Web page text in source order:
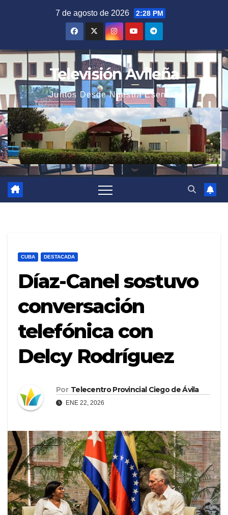
7 de agosto de 2026 2:28 PM
Televisión Avileña
Juntos Desde Nuestra Esencia
CUBA DESTACADA
Díaz-Canel sostuvo
conversación
telefónica con
Delcy Rodríguez
Por Telecentro Provincial Ciego de Ávila
ENE 22, 2026